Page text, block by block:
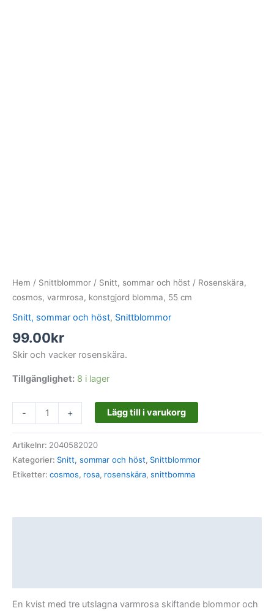
Hem / Snittblommor / Snitt, sommar och höst / Rosenskära,
cosmos, varmrosa, konstgjord blomma, 55 cm
Snitt, sommar och höst, Snittblommor
99.00kr
Skir och vacker rosenskära.
Tillgänglighet: 8 i lager
- + Lägg till i varukorg
Artikelnr: 2040582020
Kategorier: Snitt, sommar och höst, Snittblommor
Etiketter: cosmos, rosa, rosenskära, snittbomma
En kvist med tre utslagna varmrosa skiftande blommor och